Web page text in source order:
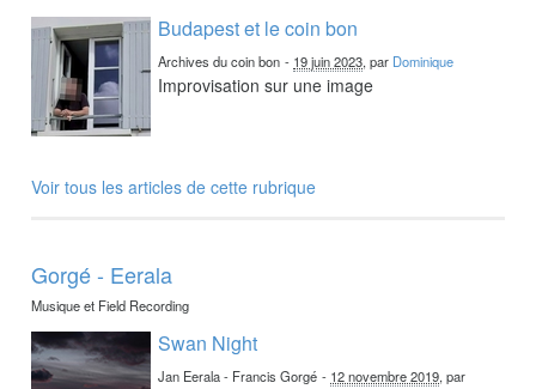
Budapest et le coin bon
Archives du coin bon - 19 juin 2023, par Dominique
Improvisation sur une image
Voir tous les articles de cette rubrique
Gorgé - Eerala
Musique et Field Recording
Swan Night
Jan Eerala - Francis Gorgé - 12 novembre 2019, par